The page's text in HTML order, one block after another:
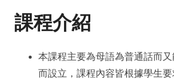
課程介紹
本課程主要為母語為普通話而
而設立，課程內容皆根據學生要